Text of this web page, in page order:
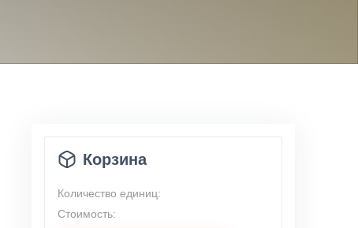
Корзина
Количество единиц:
Стоимость: